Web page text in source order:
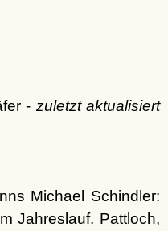
- zuletzt aktualisiert
Michael Schindler:
Jahreslauf. Pattloch,